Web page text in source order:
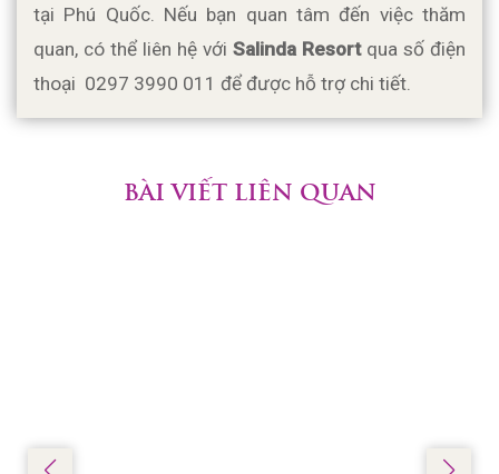
tại Phú Quốc. Nếu bạn quan tâm đến việc thăm
quan, có thể liên hệ với Salinda Resort qua số điện
thoại  0297 3990 011 để được hỗ trợ chi tiết.
BÀI VIẾT LIÊN QUAN